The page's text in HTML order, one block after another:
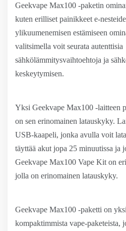
Geekvape Max100 -paketin
kuten erilliset painikkeet e-
ylikuumenemisen estämiseen
valitsimella voit seurata autenttisia
sähkölämmitysvaihtoehtoja ja
keskeytymisen.
Yksi Geekvape Max100 -laitteen
on sen erinomainen latauskyky.
USB-kaapeli, jonka avulla voit
täyttää akut jopa 25 minuutissa ja
Geekvape Max100 Vape Kit on
jolla on erinomainen latauskyky.
Geekvape Max100 -paketti on
kompaktimmista vape-paketeista,